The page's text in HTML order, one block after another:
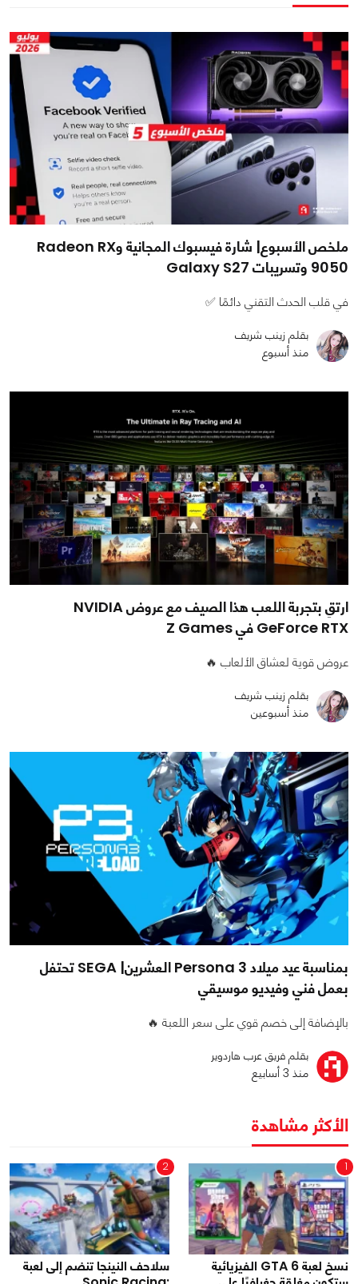
ملخص الأسبوع| شارة فيسبوك المجانية وRadeon RX
9050 وتسريبات Galaxy S27
في قلب الحدث التقني دائمًا ✅
بقلم زينب شريف
منذ أسبوع
ارتقِ بتجربة اللعب هذا الصيف مع عروض NVIDIA
GeForce RTX في Z Games
عروض قوية لعشاق الألعاب 🔥
بقلم زينب شريف
منذ أسبوعين
بمناسبة عيد ميلاد Persona 3 العشرين| SEGA تحتفل
بعمل فني وفيديو موسيقي
بالإضافة إلى خصم قوي على سعر اللعبة 🔥
بقلم فريق عرب هاردوير
منذ 3 أسابيع
الأكثر مشاهدة
1
نسخ لعبة GTA 6 الفيزيائية
2
سلاحف النينجا تنضم إلى لعبة